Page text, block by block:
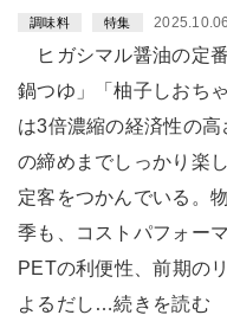
調味料 特集 2025.10.06
ヒガシマル醤油の定
鍋つゆ」「柚子しおち
は3倍濃縮の経済性の高
の締めまでしっかり楽
定客をつかんでいる。
季も、コストパフォー
PETの利便性、前期の
よるだし…続きを読む